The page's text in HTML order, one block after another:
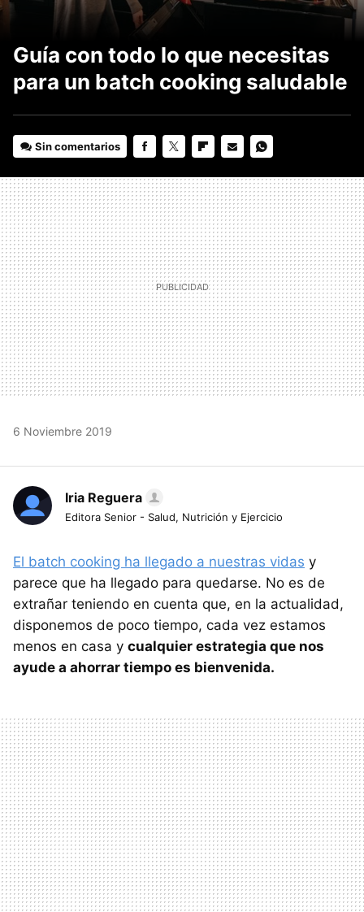
Guía con todo lo que necesitas
para un batch cooking saludable
Sin comentarios
MAIL
6 Noviembre 2019
Iria Reguera
Editora Senior - Salud, Nutrición y Ejercicio
El batch cooking ha llegado a nuestras vidas y
parece que ha llegado para quedarse. No es de
extrañar teniendo en cuenta que, en la actualidad,
disponemos de poco tiempo, cada vez estamos
menos en casa y cualquier estrategia que nos
ayude a ahorrar tiempo es bienvenida.